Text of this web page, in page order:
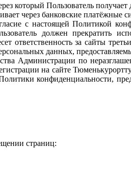
который Пользователь получает
через банковские
с настоящей Политикой
должен прекратить
ответственность за сайты
данных,
Администрации по
на сайте
конфиденциальности,
страниц: